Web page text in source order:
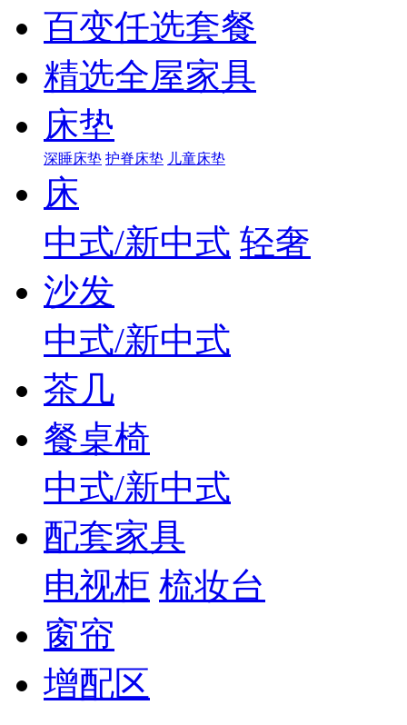
百变任选套餐
精选全屋家具
床垫
深睡床垫 护脊床垫 儿童床垫
床
中式/新中式 轻奢
沙发
中式/新中式
茶几
餐桌椅
中式/新中式
配套家具
电视柜 梳妆台
窗帘
增配区